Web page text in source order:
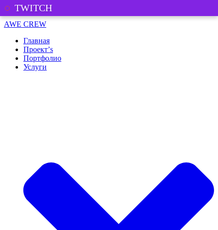
TWITCH
Перейти
содержимому
AWE CREW
Главная
Проект’s
Портфолио
Услуги